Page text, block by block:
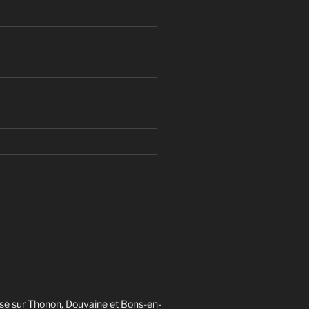
sur Thonon, Douvaine et Bons-en-